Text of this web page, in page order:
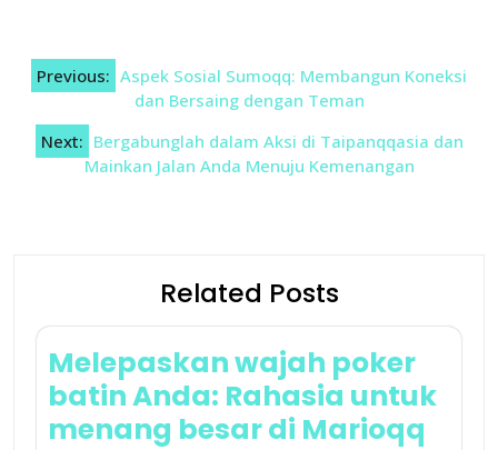
Post
navigation
Previous: Aspek Sosial Sumoqq: Membangun Koneksi
dan Bersaing dengan Teman
Next: Bergabunglah dalam Aksi di Taipanqqasia dan
Mainkan Jalan Anda Menuju Kemenangan
Related Posts
Melepaskan wajah poker
batin Anda: Rahasia untuk
menang besar di Marioqq